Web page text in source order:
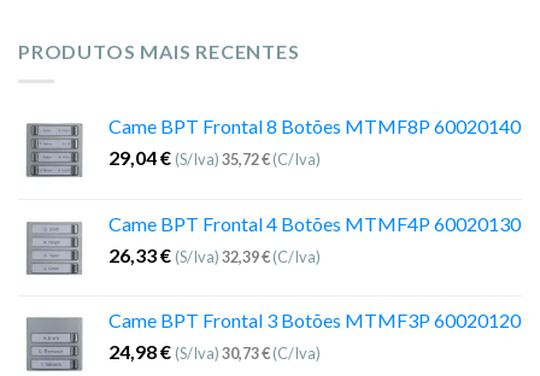
PRODUTOS MAIS RECENTES
Came BPT Frontal 8 Botões MTMF8P 60020140
29,04€ (S/Iva)35,72€(C/Iva)
Came BPT Frontal 4 Botões MTMF4P 60020130
26,33€ (S/Iva)32,39€(C/Iva)
Came BPT Frontal 3 Botões MTMF3P 60020120
24,98€ (S/Iva)30,73€(C/Iva)